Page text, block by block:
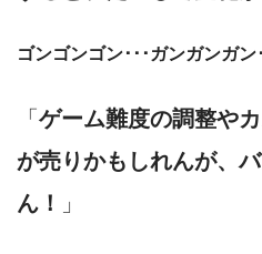
ゴンゴンゴン･･･ガンガンガン
「 ゲーム難度の調整や
が売りかもしれんが、
ん！
」